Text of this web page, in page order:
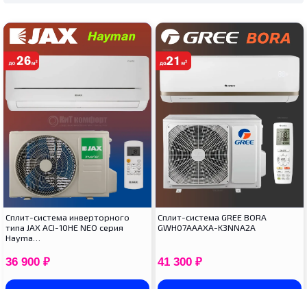
Сплит-система инверторного
типа JAX ACI-10HE NEO серия
Hayma…
36 900 ₽
Cплит-система GREE BORA
GWH07AAAXA-K3NNA2A
41 300 ₽